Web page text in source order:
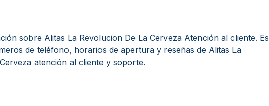
sobre Alitas La Revolucion De La Cerveza Atención al cliente. Es
de teléfono, horarios de apertura y reseñas de Alitas La
atención al cliente y soporte.